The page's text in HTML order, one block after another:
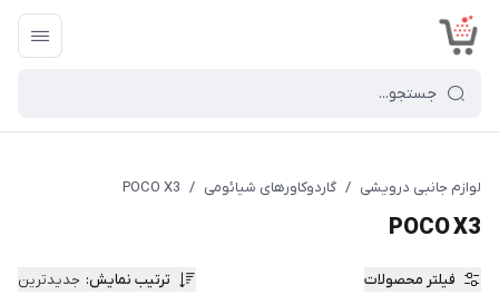
لوازم جانبی درویشی / گاردوکاورهای شیائومی /
POCO X3
POCO X3
فیلتر محصولات ترتیب نمایش: جدیدترین